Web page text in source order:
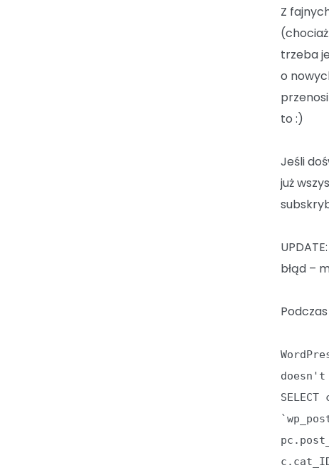
Z
trzeba
o
to :)
Jeśli
już
błąd –